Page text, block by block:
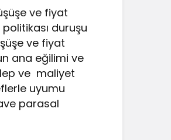
ve fiyat
duruşu
ve fiyat
ana eğilimi ve
ve maliyet
uyumu
parasal